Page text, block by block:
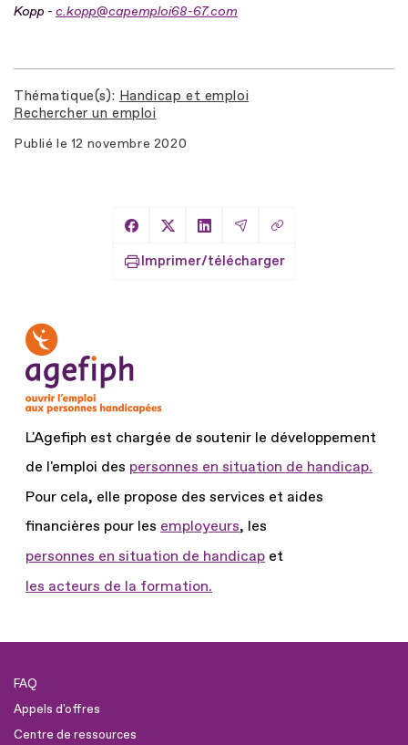
Kopp - c.kopp@capemploi68-67.com
Thématique(s) Handicap et emploi
Rechercher un emploi
Publié le 12 novembre 2020
Partager sur Facebook
Partager sur X
Partager sur LinkedIn
Partager par Email
Copier le lien
Imprimer/télécharger
L'Agefiph est chargée de soutenir le développement
de l'emploi des personnes en situation de handicap.
Pour cela, elle propose des services et aides
financières pour les employeurs, les
personnes en situation de handicap et
les acteurs de la formation.
FAQ
Appels d'offres
Centre de ressources